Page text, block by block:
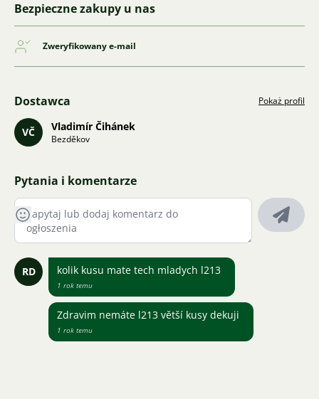
Bezpieczne zakupy u nas
Zweryfikowany e-mail
Dostawca Pokaż profil
VČ Vladimír Čihánek
Bezděkov
Pytania i komentarze
RD kolik kusu mate tech mladych l213
1 rok temu
Zdravim nemáte l213 větší kusy dekuji
1 rok temu